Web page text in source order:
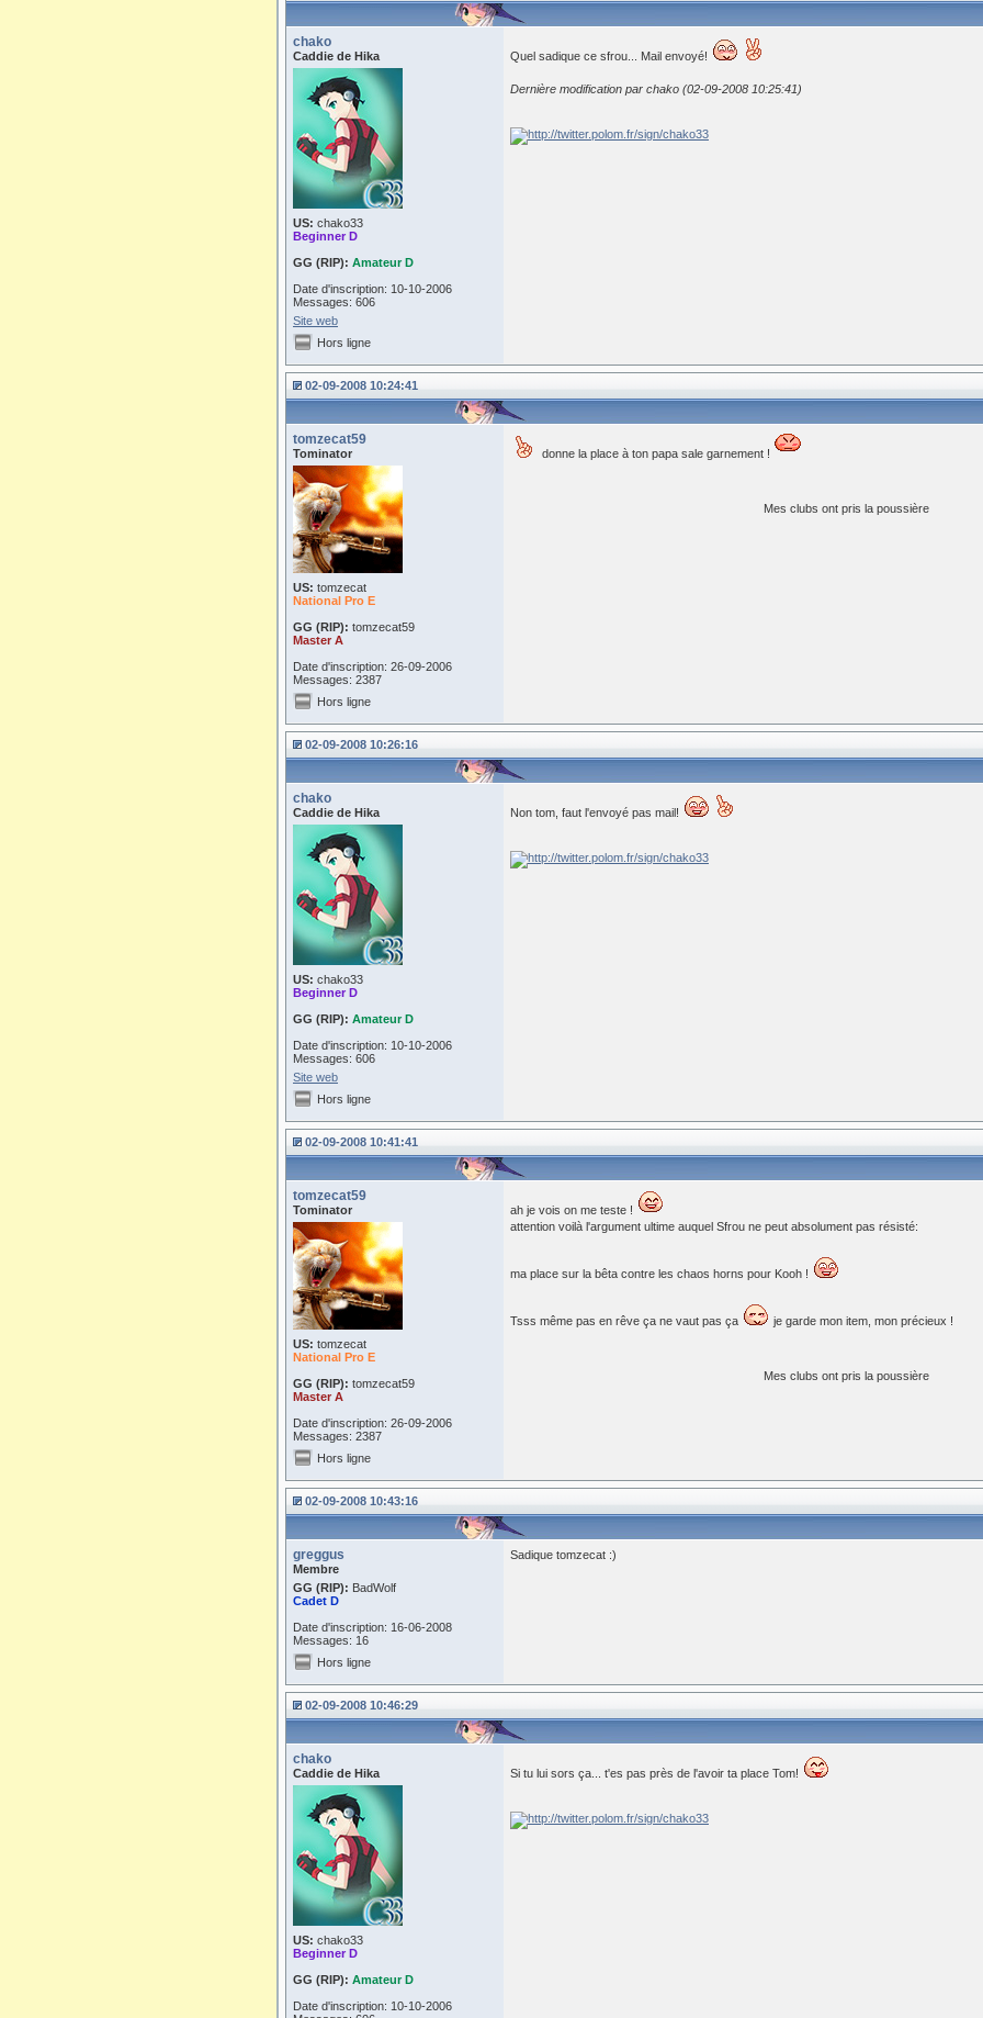
chako
Caddie de Hika
US: chako33
Beginner D
GG (RIP): Amateur D
Date d'inscription: 10-10-2006
Messages: 606
Site web
Quel sadique ce sfrou... Mail envoyé!
Dernière modification par chako (02-09-2008 10:25:41)
Hors ligne
02-09-2008 10:24:41
tomzecat59
Tominator
US: tomzecat
National Pro E
GG (RIP): tomzecat59
Master A
Date d'inscription: 26-09-2006
Messages: 2387
donne la place à ton papa sale garnement !
Mes clubs ont pris la poussière
Hors ligne
02-09-2008 10:26:16
chako
Caddie de Hika
US: chako33
Beginner D
GG (RIP): Amateur D
Date d'inscription: 10-10-2006
Messages: 606
Site web
Non tom, faut l'envoyé pas mail!
Hors ligne
02-09-2008 10:41:41
tomzecat59
Tominator
US: tomzecat
National Pro E
GG (RIP): tomzecat59
Master A
Date d'inscription: 26-09-2006
Messages: 2387
ah je vois on me teste !
attention voilà l'argument ultime auquel Sfrou ne peut absolument pas résisté:
ma place sur la bêta contre les chaos horns pour Kooh !
Tsss même pas en rêve ça ne vaut pas ça je garde mon item, mon précieux !
Mes clubs ont pris la poussière
Hors ligne
02-09-2008 10:43:16
greggus
Membre
GG (RIP): BadWolf
Cadet D
Date d'inscription: 16-06-2008
Messages: 16
Sadique tomzecat :)
Hors ligne
02-09-2008 10:46:29
chako
Caddie de Hika
US: chako33
Beginner D
GG (RIP): Amateur D
Date d'inscription: 10-10-2006
Si tu lui sors ça... t'es pas près de l'avoir ta place Tom!